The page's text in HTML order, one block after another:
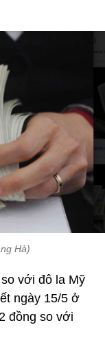
Hà)
với đô la Mỹ
ngày 15/5 ở
đồng so với